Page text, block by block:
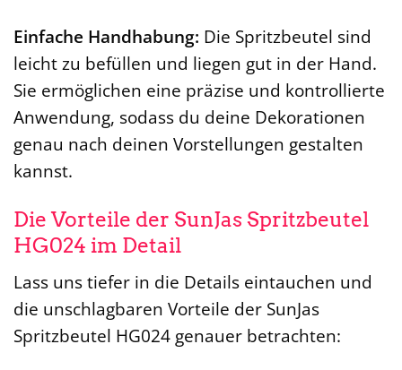
Einfache Handhabung: Die Spritzbeutel sind
leicht zu befüllen und liegen gut in der Hand.
Sie ermöglichen eine präzise und kontrollierte
Anwendung, sodass du deine Dekorationen
genau nach deinen Vorstellungen gestalten
kannst.
Die Vorteile der SunJas Spritzbeutel
HG024 im Detail
Lass uns tiefer in die Details eintauchen und
die unschlagbaren Vorteile der SunJas
Spritzbeutel HG024 genauer betrachten: